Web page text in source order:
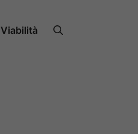
Viabilità